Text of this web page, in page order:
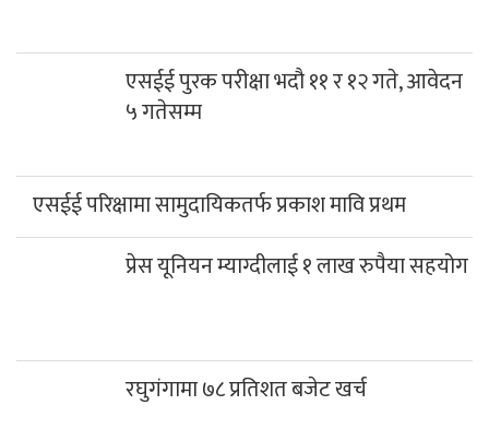
एसईई पुरक परीक्षा भदौ ११ र १२ गते, आवेदन
५ गतेसम्म
एसईई परिक्षामा सामुदायिकतर्फ प्रकाश मावि प्रथम
प्रेस यूनियन म्याग्दीलाई १ लाख रुपैया सहयोग
रघुगंगामा ७८ प्रतिशत बजेट खर्च